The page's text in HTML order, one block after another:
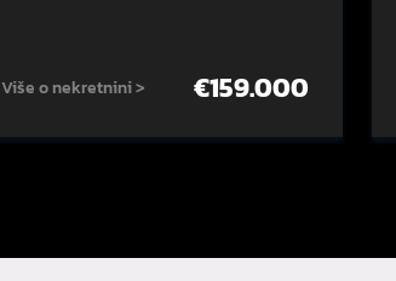
Više o nekretnini > €159.000